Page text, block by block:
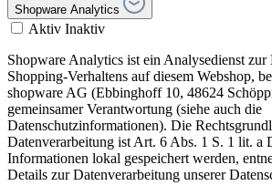
Shopware Analytics
Aktiv Inaktiv
Shopware Analytics ist ein Analysedienst zur
Shopping-Verhaltens auf diesem Webshop,
shopware AG (Ebbinghoff 10, 48624
gemeinsamer Verantwortung (siehe auch die
Datenschutzinformationen). Die
Datenverarbeitung ist Art. 6 Abs. 1 S. 1 lit. a
Informationen lokal gespeichert werden,
Details zur Datenverarbeitung unserer